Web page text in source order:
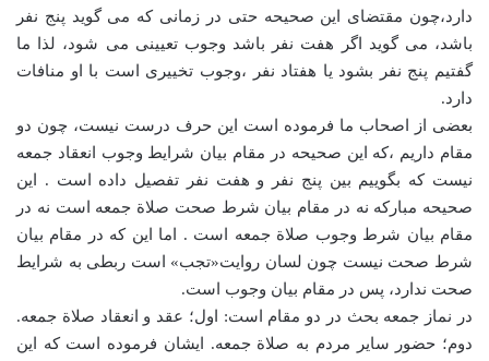
دارد،چون مقتضای این صحیحه حتی در زمانی که می گوید پنج نفر
باشد، می گوید اگر هفت نفر باشد وجوب تعیینی می شود، لذا ما
گفتیم پنج نفر بشود یا هفتاد نفر ،وجوب تخییری است با او منافات
دارد.
بعضی از اصحاب ما فرموده است این حرف درست نیست، چون دو
مقام داریم ،که این صحیحه در مقام بیان شرایط وجوب انعقاد جمعه
نیست که بگوییم بین پنج نفر و هفت نفر تفصیل داده است . این
صحیحه مبارکه نه در مقام بیان شرط صحت صلاة جمعه است نه در
مقام بیان شرط وجوب صلاة جمعه است . اما این که در مقام بیان
شرط صحت نیست چون لسان روایت«تجب» است ربطی به شرایط
صحت ندارد، پس در مقام بیان وجوب است.
در نماز جمعه بحث در دو مقام است: اول؛ عقد و انعقاد صلاة جمعه.
دوم؛ حضور سایر مردم به صلاة جمعه. ایشان فرموده است که این